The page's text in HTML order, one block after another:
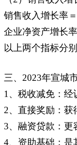
销售收入增长率
企业净资产增长
以上两个指标分
三、2023年宣城
1、税收减免：经
2、直接奖励：获
3、融资贷款：更
4、资助基础：是